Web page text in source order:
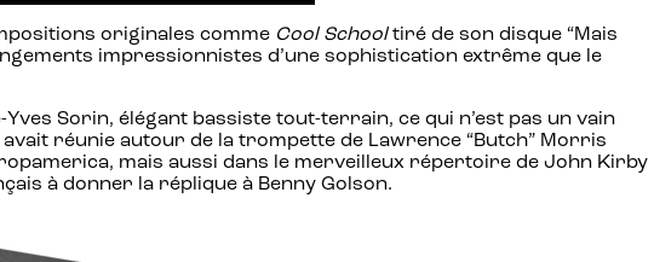
originales comme Cool Schooltiré de son disque “Mais
impressionnistes d’une sophistication extrême que le
Sorin, élégant bassiste tout-terrain, ce qui n’est pas un vain
avait réunie autour de la trompette de Lawrence “Butch” Morris
mais aussi dans le merveilleux répertoire de John Kirby
à donner la réplique à Benny Golson.